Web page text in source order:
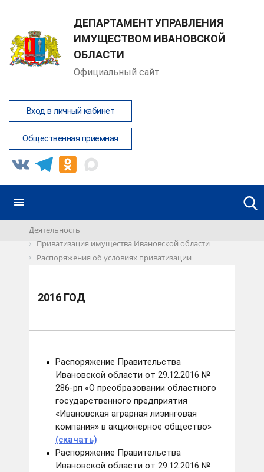
ДЕПАРТАМЕНТ УПРАВЛЕНИЯ
ИМУЩЕСТВОМ ИВАНОВСКОЙ
ОБЛАСТИ
Официальный сайт
Вход в личный кабинет
Общественная приемная
Деятельность
Приватизация имущества Ивановской области
Распоряжения об условиях приватизации
2016 ГОД
Распоряжение Правительства
Ивановской области от 29.12.2016 №
286-рп «О преобразовании областного
государственного предприятия
«Ивановская аграрная лизинговая
компания» в акционерное общество»
(скачать)
Распоряжение Правительства
Ивановской области от 29.12.2016 №